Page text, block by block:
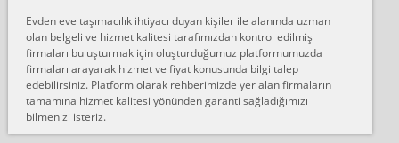
çalıştıklarını, müş...
Ahmet:
Lüleburgaz güngünes evden eve naklyat eşyalarımı taşımak için
anlaştık sabah eve geldiklerinde de eşyalarımı düzgün şekilde
sarcaz demelerine r...
mehmet güldü:
Evden eve taşımacılık ihtiyacı duyan kişiler ile alanında uzman
olan belgeli ve hizmet kalitesi tarafımızdan kontrol edilmiş
firmaları buluşturmak için oluşturduğumuz platformumuzda
firmaları arayarak hizmet ve fiyat konusunda bilgi talep
edebilirsiniz. Platform olarak rehberimizde yer alan firmaların
tamamına hizmet kalitesi yönünden garanti sağladığımızı
bilmenizi isteriz.